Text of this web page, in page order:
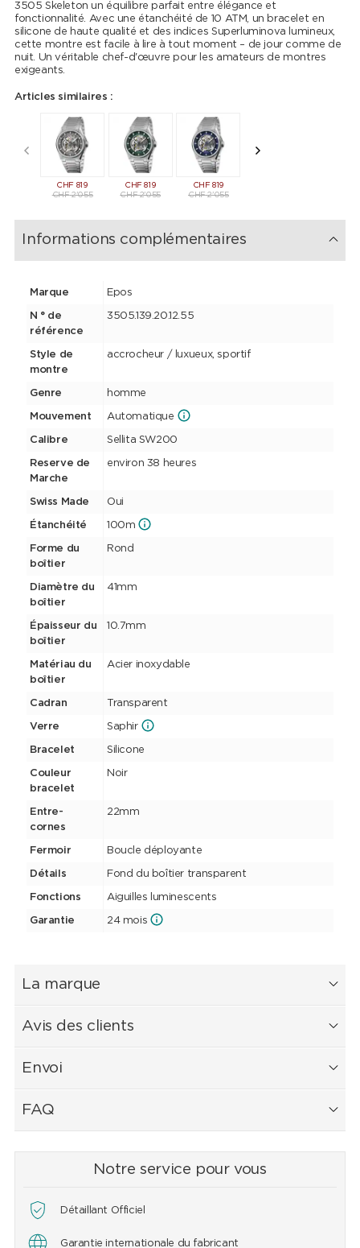
3505 Skeleton un équilibre parfait entre élégance et
fonctionnalité. Avec une étanchéité de 10 ATM, un bracelet en
silicone de haute qualité et des indices Superluminova lumineux,
cette montre est facile à lire à tout moment – de jour comme de
nuit. Un véritable chef-d'œuvre pour les amateurs de montres
exigeants.
Articles similaires :
CHF 819
CHF2'055
CHF819
CHF2'055
CHF819
CHF2'055
Informations complémentaires
Marque Epos
N ° de
référence
3505.139.20.12.55
Style de
montre
accrocheur / luxueux, sportif
Genre homme
Mouvement Automatique
Calibre Sellita SW200
Reserve de
Marche
environ 38 heures
Swiss Made Oui
Étanchéité 100m
Forme du
boîtier
Rond
Diamètre du
boîtier
41mm
Épaisseur du
boîtier
10.7mm
Matériau du
boîtier
Acier inoxydable
Cadran Transparent
Verre Saphir
Bracelet Silicone
Couleur
bracelet
Noir
Entre-
cornes
22mm
Fermoir Boucle déployante
Détails Fond du boîtier transparent
Fonctions Aiguilles luminescents
Garantie 24 mois
La marque
Avis des clients
Envoi
FAQ
Notre service pour vous
Détaillant Officiel
Garantie internationale du fabricant